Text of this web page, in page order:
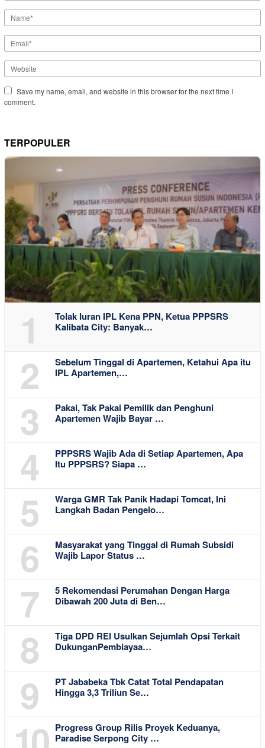
Save my name, email, and website in this browser for the next time I
comment.
TERPOPULER
1
Tolak Iuran IPL Kena PPN, Ketua PPPSRS
Kalibata City: Banyak…
2
Sebelum Tinggal di Apartemen, Ketahui Apa itu
IPL Apartemen,…
3
Pakai, Tak Pakai Pemilik dan Penghuni
Apartemen Wajib Bayar …
4
PPPSRS Wajib Ada di Setiap Apartemen, Apa
Itu PPPSRS? Siapa …
5
Warga GMR Tak Panik Hadapi Tomcat, Ini
Langkah Badan Pengelo…
6
Masyarakat yang Tinggal di Rumah Subsidi
Wajib Lapor Status …
7
5 Rekomendasi Perumahan Dengan Harga
Dibawah 200 Juta di Ben…
8
Tiga DPD REI Usulkan Sejumlah Opsi Terkait
DukunganPembiayaa…
9
PT Jababeka Tbk Catat Total Pendapatan
Hingga 3,3 Triliun Se…
Progress Group Rilis Proyek Keduanya,
Paradise Serpong City …